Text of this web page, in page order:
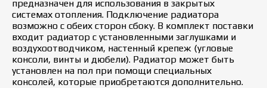
предназначен для использования в закрытых
системах отопления. Подключение радиатора
возможно с обеих сторон сбоку. В комплект поставки
входит радиатор с установленными заглушками и
воздухоотводчиком, настенный крепеж (угловые
консоли, винты и дюбели). Радиатор может быть
установлен на пол при помощи специальных
консолей, которые приобретаются дополнительно.